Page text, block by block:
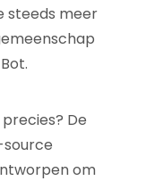
steeds meer
De
om